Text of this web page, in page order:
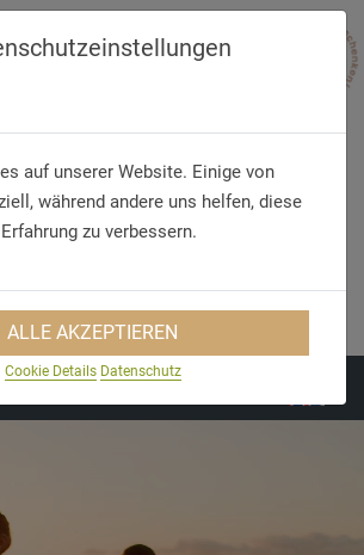
info@akzent.de
auf unserer Website. Einige von
während andere uns helfen, diese
zu verbessern.
ALLE AKZEPTIEREN
Cookie Details Datenschutz